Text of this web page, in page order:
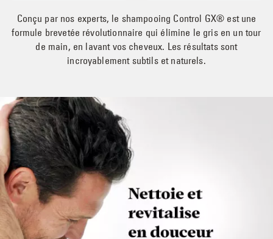
Conçu par nos experts, le shampooing Control GX® est une
formule brevetée révolutionnaire qui élimine le gris en un tour
de main, en lavant vos cheveux. Les résultats sont
incroyablement subtils et naturels.